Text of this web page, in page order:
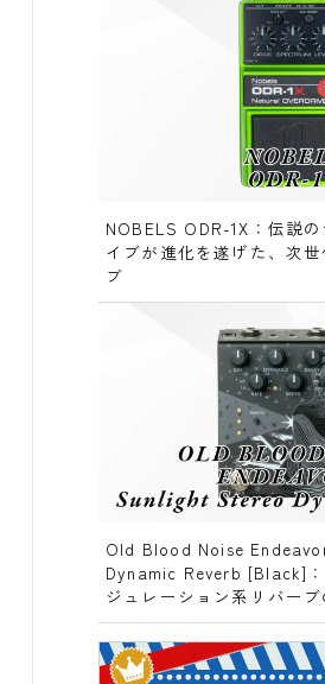
NOBELS ODR-1X：伝説
イブが進化を遂げた、次
ブ
Old Blood Noise
Dynamic Reverb [Black]
ジュレーション系リバー